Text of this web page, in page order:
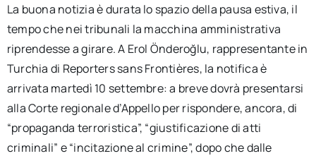
La buona notizia è durata lo spazio della pausa estiva, il
tempo che nei tribunali la macchina amministrativa
riprendesse a girare. A Erol Önderoğlu, rappresentante in
Turchia di Reporters sans Frontières, la notifica è
arrivata martedì 10 settembre: a breve dovrà presentarsi
alla Corte regionale d’Appello per rispondere, ancora, di
“propaganda terroristica”, “giustificazione di atti
criminali” e “incitazione al crimine”, dopo che dalle